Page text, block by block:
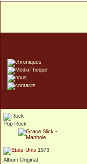
Pop Rock
1973
Album Original